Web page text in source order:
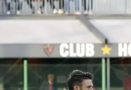
Palmares
Organigramma
Il Centro